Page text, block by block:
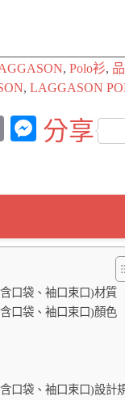
, Polo衫,
, LAGGASON
C
nk
M
er
分享
口袋、袖口束口)材質
口袋、袖口束口)顏色
口袋、袖口束口)設計